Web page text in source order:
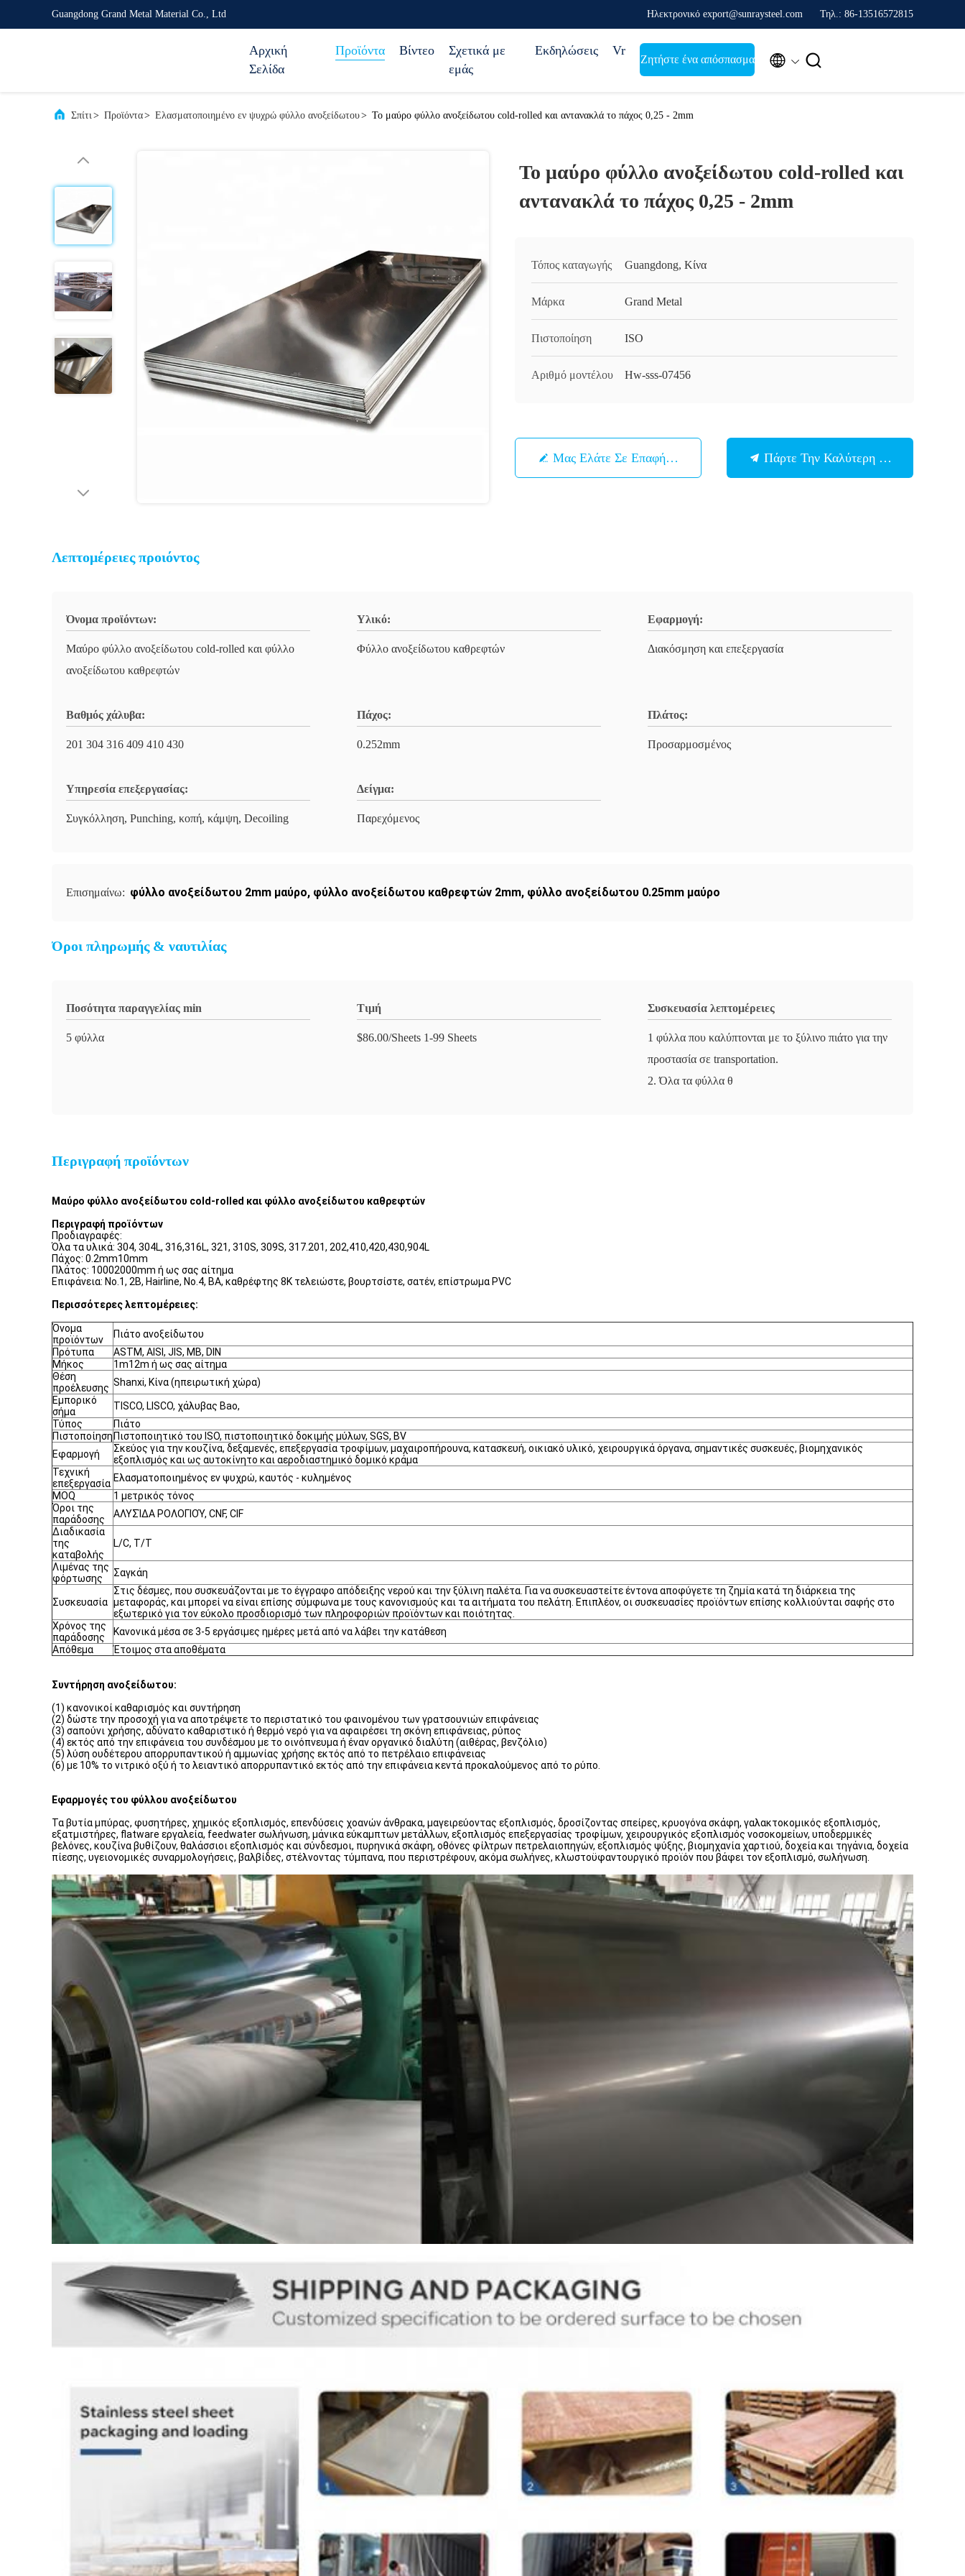
Guangdong Grand Metal Material Co., Ltd Ηλεκτρονικό export@sunraysteel.com Τηλ.: 86-13516572815
Αρχική
Σελίδα
Προϊόντα Βίντεο
Σχετικά με
εμάς
Εκδηλώσεις Vr
Ζητήστε ένα απόσπασμα  
Σπίτι> Προϊόντα> Ελασματοποιημένο εν ψυχρώ φύλλο ανοξείδωτου> Το μαύρο φύλλο ανοξείδωτου cold-rolled και αντανακλά το πάχος 0,25 - 2mm
Το μαύρο φύλλο ανοξείδωτου cold-rolled και
αντανακλά το πάχος 0,25 - 2mm
Τόπος καταγωγής Guangdong, Κίνα
Μάρκα Grand Metal
Πιστοποίηση ISO
Αριθμό μοντέλου Hw-sss-07456
Μας Ελάτε Σε Επαφή Με Πάρτε Την Καλύτερη Τιμή
Λεπτομέρειες προιόντος
Όνομα προϊόντων:
Μαύρο φύλλο ανοξείδωτου cold-rolled και φύλλο
ανοξείδωτου καθρεφτών
Υλικό:
Φύλλο ανοξείδωτου καθρεφτών
Εφαρμογή:
Διακόσμηση και επεξεργασία
Βαθμός χάλυβα:
201 304 316 409 410 430
Πάχος:
0.252mm
Πλάτος:
Προσαρμοσμένος
Υπηρεσία επεξεργασίας:
Συγκόλληση, Punching, κοπή, κάμψη, Decoiling
Δείγμα:
Παρεχόμενος
Επισημαίνω: φύλλο ανοξείδωτου 2mm μαύρο, φύλλο ανοξείδωτου καθρεφτών 2mm, φύλλο ανοξείδωτου 0.25mm μαύρο
Όροι πληρωμής & ναυτιλίας
Ποσότητα παραγγελίας min
5 φύλλα
Τιμή
$86.00/Sheets 1-99 Sheets
Συσκευασία λεπτομέρειες
1 φύλλα που καλύπτονται με το ξύλινο πιάτο για την
προστασία σε transportation.
2. Όλα τα φύλλα θ
Περιγραφή προϊόντων
Μαύρο φύλλο ανοξείδωτου cold-rolled και φύλλο ανοξείδωτου καθρεφτών
Περιγραφή προϊόντων
Προδιαγραφές:
Όλα τα υλικά: 304, 304L, 316,316L, 321, 310S, 309S, 317.201, 202,410,420,430,904L
Πάχος: 0.2mm10mm
Πλάτος: 10002000mm ή ως σας αίτημα
Επιφάνεια: No.1, 2B, Hairline, No.4, BA, καθρέφτης 8K τελειώστε, βουρτσίστε, σατέν, επίστρωμα PVC
Περισσότερες λεπτομέρειες:
Όνομα
προϊόντων
Πιάτο ανοξείδωτου
Πρότυπα
ASTM, AISI, JIS, ΜΒ, DIN
Μήκος
1m12m ή ως σας αίτημα
Θέση
προέλευσης Shanxi, Κίνα (ηπειρωτική χώρα)
Εμπορικό
σήμα
TISCO, LISCO, χάλυβας Bao,
Τύπος
Πιάτο
Πιστοποίηση Πιστοποιητικό του ISO, πιστοποιητικό δοκιμής μύλων, SGS, BV
Εφαρμογή
Σκεύος για την κουζίνα, δεξαμενές, επεξεργασία τροφίμων, μαχαιροπήρουνα, κατασκευή, οικιακό υλικό, χειρουργικά όργανα, σημαντικές συσκευές, βιομηχανικός
εξοπλισμός και ως αυτοκίνητο και αεροδιαστημικό δομικό κράμα
Τεχνική
επεξεργασία Ελασματοποιημένος εν ψυχρώ, καυτός - κυλημένος
MOQ
1 μετρικός τόνος
Όροι της
παράδοσης
ΑΛΥΣΊΔΑ ΡΟΛΟΓΙΟΎ, CNF, CIF
Διαδικασία
της
καταβολής
L/C, T/T
Λιμένας της
φόρτωσης
Σαγκάη
Συσκευασία
Στις δέσμες, που συσκευάζονται με το έγγραφο απόδειξης νερού και την ξύλινη παλέτα. Για να συσκευαστείτε έντονα αποφύγετε τη ζημία κατά τη διάρκεια της
μεταφοράς, και μπορεί να είναι επίσης σύμφωνα με τους κανονισμούς και τα αιτήματα του πελάτη. Επιπλέον, οι συσκευασίες προϊόντων επίσης κολλιούνται σαφής στο
εξωτερικό για τον εύκολο προσδιορισμό των πληροφοριών προϊόντων και ποιότητας.
Χρόνος της
παράδοσης
Κανονικά μέσα σε 3-5 εργάσιμες ημέρες μετά από να λάβει την κατάθεση
Απόθεμα
Έτοιμος στα αποθέματα
Συντήρηση ανοξείδωτου:
(1) κανονικοί καθαρισμός και συντήρηση
(2) δώστε την προσοχή για να αποτρέψετε το περιστατικό του φαινομένου των γρατσουνιών επιφάνειας
(3) σαπούνι χρήσης, αδύνατο καθαριστικό ή θερμό νερό για να αφαιρέσει τη σκόνη επιφάνειας, ρύπος
(4) εκτός από την επιφάνεια του συνδέσμου με το οινόπνευμα ή έναν οργανικό διαλύτη (αιθέρας, βενζόλιο)
(5) λύση ουδέτερου απορρυπαντικού ή αμμωνίας χρήσης εκτός από το πετρέλαιο επιφάνειας
(6) με 10% το νιτρικό οξύ ή το λειαντικό απορρυπαντικό εκτός από την επιφάνεια κεντά προκαλούμενος από το ρύπο.
Εφαρμογές του φύλλου ανοξείδωτου
Τα βυτία μπύρας, φυσητήρες, χημικός εξοπλισμός, επενδύσεις χοανών άνθρακα, μαγειρεύοντας εξοπλισμός, δροσίζοντας σπείρες, κρυογόνα σκάφη, γαλακτοκομικός εξοπλισμός,
εξατμιστήρες, flatware εργαλεία, feedwater σωλήνωση, μάνικα εύκαμπτων μετάλλων, εξοπλισμός επεξεργασίας τροφίμων, χειρουργικός εξοπλισμός νοσοκομείων, υποδερμικές
βελόνες, κουζίνα βυθίζουν, θαλάσσιοι εξοπλισμός και σύνδεσμοι, πυρηνικά σκάφη, οθόνες φίλτρων πετρελαιοπηγών, εξοπλισμός ψύξης, βιομηχανία χαρτιού, δοχεία και τηγάνια, δοχεία
πίεσης, υγειονομικές συναρμολογήσεις, βαλβίδες, στέλνοντας τύμπανα, που περιστρέφουν, ακόμα σωλήνες, κλωστοϋφαντουργικό προϊόν που βάφει τον εξοπλισμό, σωλήνωση.